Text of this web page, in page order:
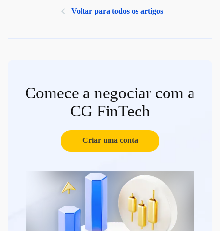
Voltar para todos os artigos
Comece a negociar com a
CG FinTech
Criar uma conta